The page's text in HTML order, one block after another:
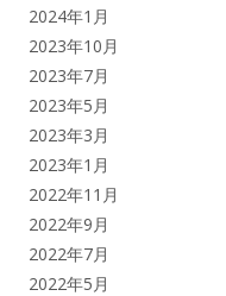
2024年1月
2023年10月
2023年7月
2023年5月
2023年3月
2023年1月
2022年11月
2022年9月
2022年7月
2022年5月